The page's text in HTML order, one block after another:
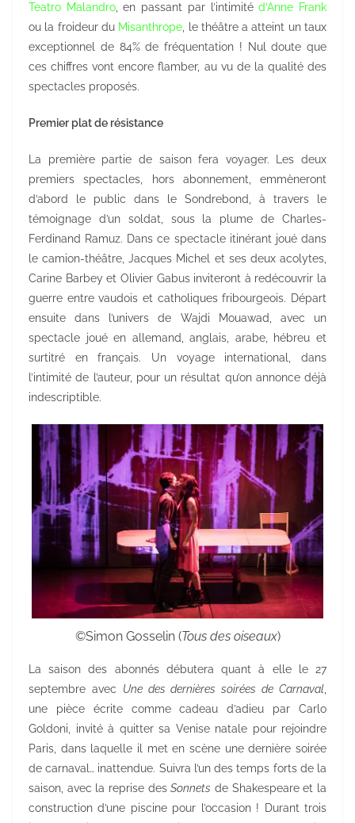
Teatro Malandro, en passant par l’intimitéd’Anne Frank
ou la froideur du Misanthrope, le théâtre a atteint un taux
exceptionnel de 84% de fréquentation ! Nul doute que
ces chiffres vont encore flamber, au vu de la qualité des
spectacles proposés.
Premier plat de résistance
La première partie de saison fera voyager. Les deux
premiers spectacles, hors abonnement, emmèneront
d’abord le public dans le Sondrebond, à travers le
témoignage d’un soldat, sous la plume de Charles-
Ferdinand Ramuz. Dans ce spectacle itinérant joué dans
le camion-théâtre, Jacques Michel et ses deux acolytes,
Carine Barbey et Olivier Gabus inviteront à redécouvrir la
guerre entre vaudois et catholiques fribourgeois. Départ
ensuite dans l’univers de Wajdi Mouawad, avec un
spectacle joué en allemand, anglais, arabe, hébreu et
surtitré en français. Un voyage international, dans
l’intimité de l’auteur, pour un résultat qu’on annonce déjà
indescriptible.
©Simon Gosselin (Tous des oiseaux)
La saison des abonnés débutera quant à elle le 27
septembre avec Une des dernières soirées de Carnaval
une pièce écrite comme cadeau d’adieu par Carlo
Goldoni, invité à quitter sa Venise natale pour rejoindre
Paris, dans laquelle il met en scène une dernière soirée
de carnaval… inattendue. Suivra l’un des temps forts de la
saison, avec la reprise desSonnets de Shakespeare et la
construction d’une piscine pour l’occasion ! Durant trois